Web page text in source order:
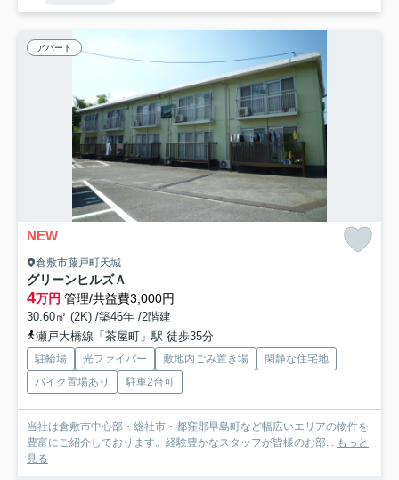
アパート
NEW
倉敷市藤戸町天城
グリーンヒルズＡ
4万円 管理/共益費3,000円
30.60㎡ (2K) /築46年 /2階建
瀬戸大橋線「茶屋町」駅 徒歩35分
駐輪場 光ファイバー 敷地内ごみ置き場
閑静な住宅地
バイク置場あり
駐車2台可
当社は倉敷市中心部・総社市・都窪郡早島町など幅広いエリアの物件を
豊富にご紹介しております。経験豊かなスタッフが皆様のお部... もっと
見る